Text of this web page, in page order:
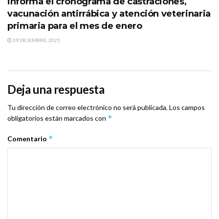
vacunación antirrábica y atención veterinaria
primaria para el mes de enero
29 DICIEMBRE, 2025
Deja una respuesta
Tu dirección de correo electrónico no será publicada.Los campos
obligatorios están marcados con *
Comentario *